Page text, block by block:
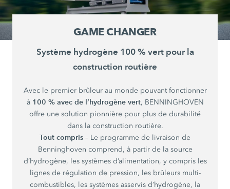
GAME CHANGER
Système hydrogène 100 % vert pour la
construction routière
Avec le premier brûleur au monde pouvant fonctionner
à 100 % avec de l’hydrogène vert, BENNINGHOVEN
offre une solution pionnière pour plus de durabilité
dans la construction routière.
Tout compris – Le programme de livraison de
Benninghoven comprend, à partir de la source
d’hydrogène, les systèmes d’alimentation, y compris les
lignes de régulation de pression, les brûleurs multi-
combustibles, les systèmes asservis d’hydrogène, la